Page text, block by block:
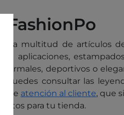
FashionPo
una multitud de artículos
aplicaciones,
deportivos o
consultar las
de atención al cliente, que
para tu tienda.